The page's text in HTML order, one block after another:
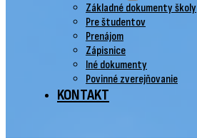
Základné dokumenty školy
Pre študentov
Prenájom
Zápisnice
Iné dokumenty
Povinné zverejňovanie
KONTAKT